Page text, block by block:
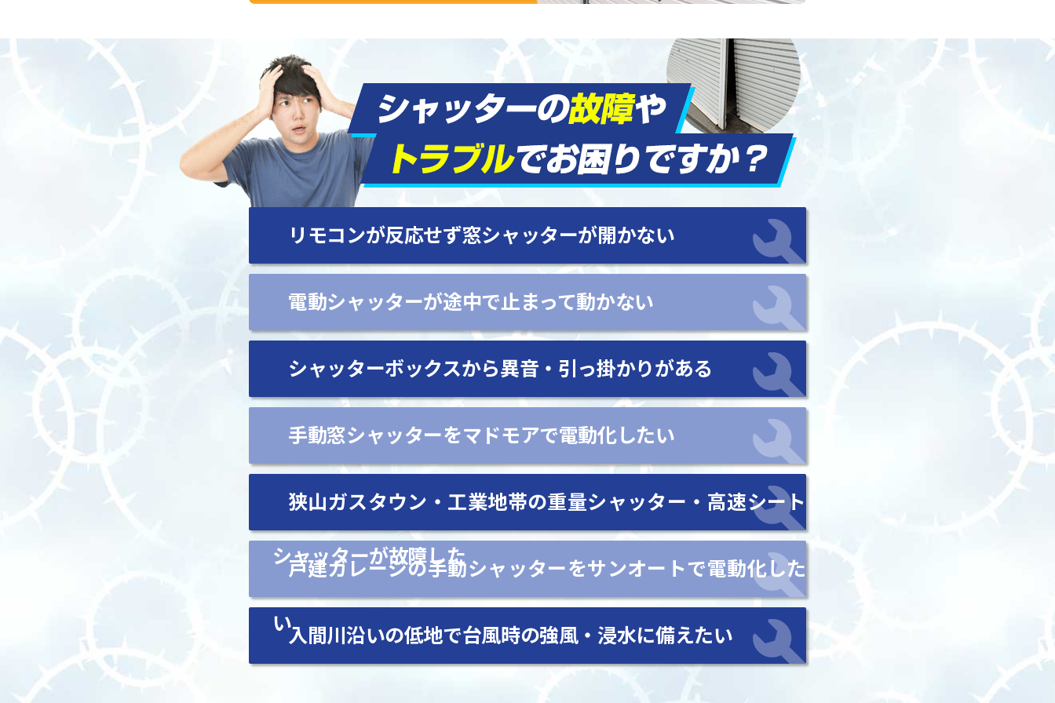
リモコンが反応せず窓シャッターが開かない
電動シャッターが途中で止まって動かない
シャッターボックスから異音・引っ掛かりがある
手動窓シャッターをマドモアで電動化したい
狭山ガスタウン・工業地帯の重量シャッター・高速シート
シャッターが故障した
戸建ガレージの手動シャッターをサンオートで電動化した
い入間川沿いの低地で台風時の強風・浸水に備えたい